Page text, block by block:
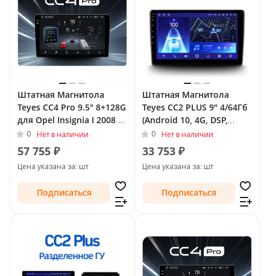
Штатная Магнитола
Teyes CC4 Pro 9.5" 8+128G
для Opel Insignia I 2008 -
2013
0 Нет в наличии
57 755 ₽
Цена указана за: шт
Подписаться
Штатная Магнитола
Teyes CC2 PLUS 9" 4/64Гб
(Android 10, 4G, DSP,
QLed) для Opel Astra K
2015 - 2019 Тип-A
0 Нет в наличии
33 753 ₽
Цена указана за: шт
Подписаться